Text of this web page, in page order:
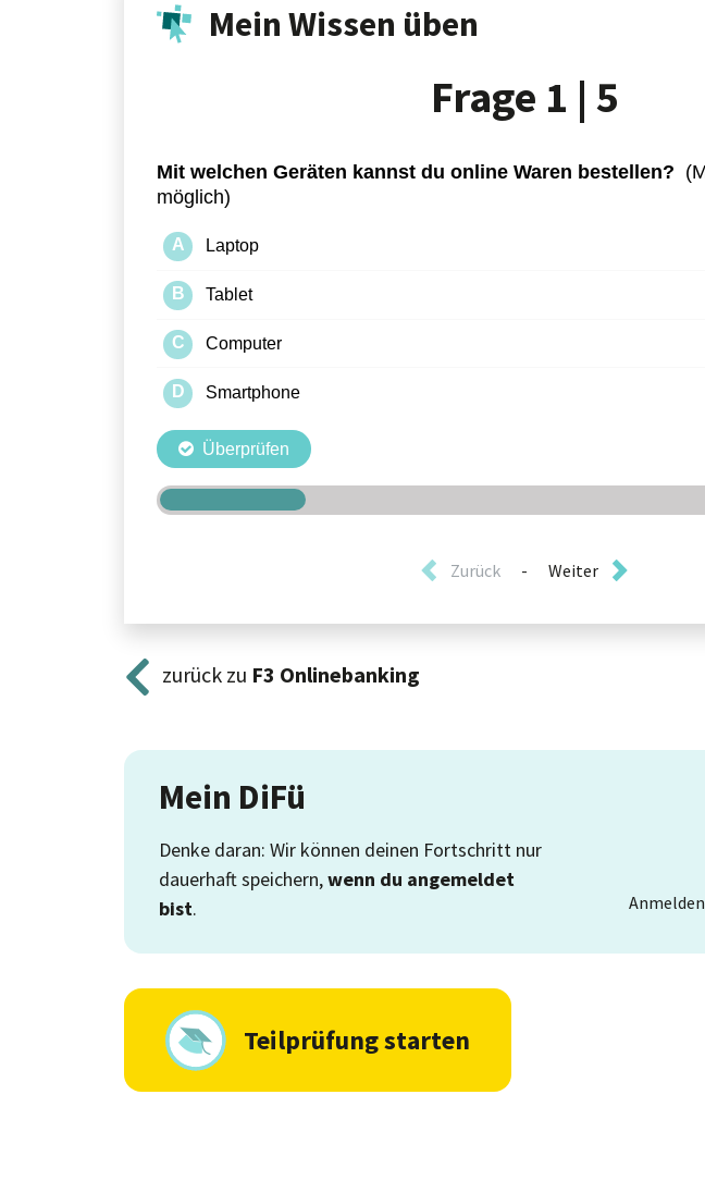
Mein Wissen üben
Frage 1 | 5
Zurück - Weiter
zurück zu F3 Onlinebanking
Mein DiFü
Denke daran: Wir können deinen Fortschritt nur
dauerhaft speichern,wenn du angemeldet
bist. Anmelden
Teilprüfung starten